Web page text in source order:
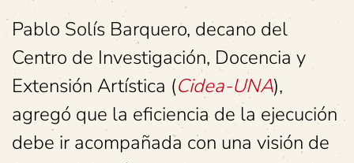
Pablo Solís Barquero, decano del
Centro de Investigación, Docencia y
Extensión Artística (Cidea-UNA),
agregó que la eficiencia de la ejecución
debe ir acompañada con una visión de